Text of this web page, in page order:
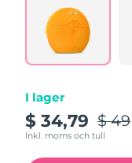
I lager
$ 34,79 $ 49
Inkl. moms och tull